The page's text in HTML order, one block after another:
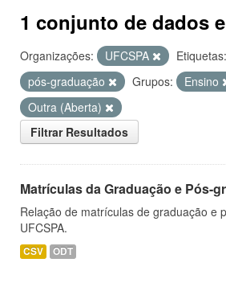
1 conjunto de dados
Organizações: UFCSPA Etiquetas:
pós-graduação
Grupos: Ensino
Outra (Aberta)
Filtrar Resultados
Matrículas da Graduação e Pós-
Relação de matrículas de graduação e
UFCSPA.
CSV ODT